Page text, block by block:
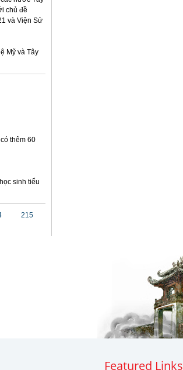
chủ đề
và Viện Sử
Mỹ và Tây
thêm 60
sinh tiểu
215
Featured Links